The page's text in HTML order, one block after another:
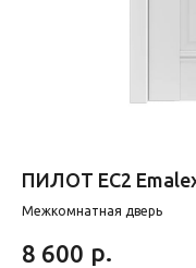
ПИЛОТ EC2
Межкомнатная дверь
8 600 р.